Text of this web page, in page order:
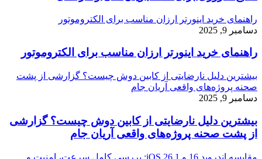
راهنمای خرید اینورتر ارزان مناسب برای الکتروموتور
دسامبر 9, 2025
راهنمای خرید اینورتر ارزان مناسب برای الکتروموتور
بیشترین دلیل نارضایتی از کابین دوش چیست؟ گزارشی از پشت
صحنه پروژه‌های واقعی آریان جام
دسامبر 9, 2025
بیشترین دلیل نارضایتی از کابین دوش چیست؟ گزارشی
از پشت صحنه پروژه‌های واقعی آریان جام
مقایسه اندروید 16 و iOS 26.1: بررسی کامل سرعت، امنیت و